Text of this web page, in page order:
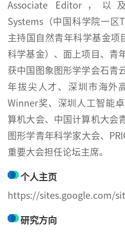
Associate Editor，以
Systems（中国科学院一区
主持国自然青年科学基金项
科学基金）、面上项目、青
获中国图象图形学学会石青
年拔尖人才、深圳市海外
Winner奖、深圳人工智能
算机大会、中国计算机大会
图形学青年科学家大会、
重要大会担任论坛主席。
个人主页
https://sites.google.com/
研究方向